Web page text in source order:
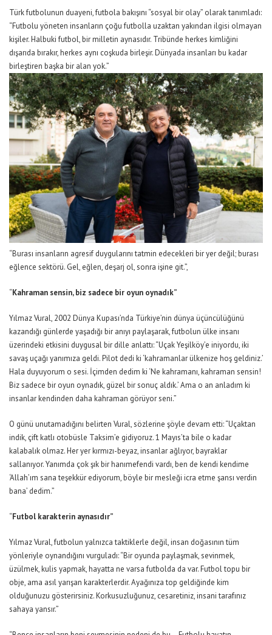
Türk futbolunun duayeni, futbola bakışını “sosyal bir olay” olarak tanımladı:
“Futbolu yöneten insanların çoğu futbolla uzaktan yakından ilgisi olmayan
kişiler. Halbuki futbol, bir milletin aynasıdır. Tribünde herkes kimliğini
dışarıda bırakır, herkes aynı coşkuda birleşir. Dünyada insanları bu kadar
birleştiren başka bir alan yok.”
“Burası insanların agresif duygularını tatmin edecekleri bir yer değil; burası
eğlence sektörü. Gel, eğlen, deşarj ol, sonra işine git.”,
“Kahraman sensin, biz sadece bir oyun oynadık”
Yılmaz Vural, 2002 Dünya Kupası’nda Türkiye’nin dünya üçüncülüğünü
kazandığı günlerde yaşadığı bir anıyı paylaşarak, futbolun ülke insanı
üzerindeki etkisini duygusal bir dille anlattı:“Uçak Yeşilköy’e iniyordu, iki
savaş uçağı yanımıza geldi. Pilot dedi ki ‘kahramanlar ülkenize hoş geldiniz.’
Hala duyuyorum o sesi. İçimden dedim ki ‘Ne kahramanı, kahraman sensin!
Biz sadece bir oyun oynadık, güzel bir sonuç aldık.’ Ama o an anladım ki
insanlar kendinden daha kahraman görüyor seni.”
O günü unutamadığını belirten Vural, sözlerine şöyle devam etti:“Uçaktan
indik, çift katlı otobüsle Taksim’e gidiyoruz. 1 Mayıs’ta bile o kadar
kalabalık olmaz. Her yer kırmızı-beyaz, insanlar ağlıyor, bayraklar
sallanıyor. Yanımda çok şık bir hanımefendi vardı, ben de kendi kendime
‘Allah’ım sana teşekkür ediyorum, böyle bir mesleği icra etme şansı verdin
bana’ dedim.”
“Futbol karakterin aynasıdır”
Yılmaz Vural, futbolun yalnızca taktiklerle değil, insan doğasının tüm
yönleriyle oynandığını vurguladı:“Bir oyunda paylaşmak, sevinmek,
üzülmek, kulis yapmak,hayatta ne varsa futbolda da var. Futbol topu bir
obje, ama asıl yarışan karakterlerdir. Ayağınıza top geldiğinde kim
olduğunuzu gösterirsiniz. Korkusuzluğunuz, cesaretiniz, insani tarafınız
sahaya yansır.”